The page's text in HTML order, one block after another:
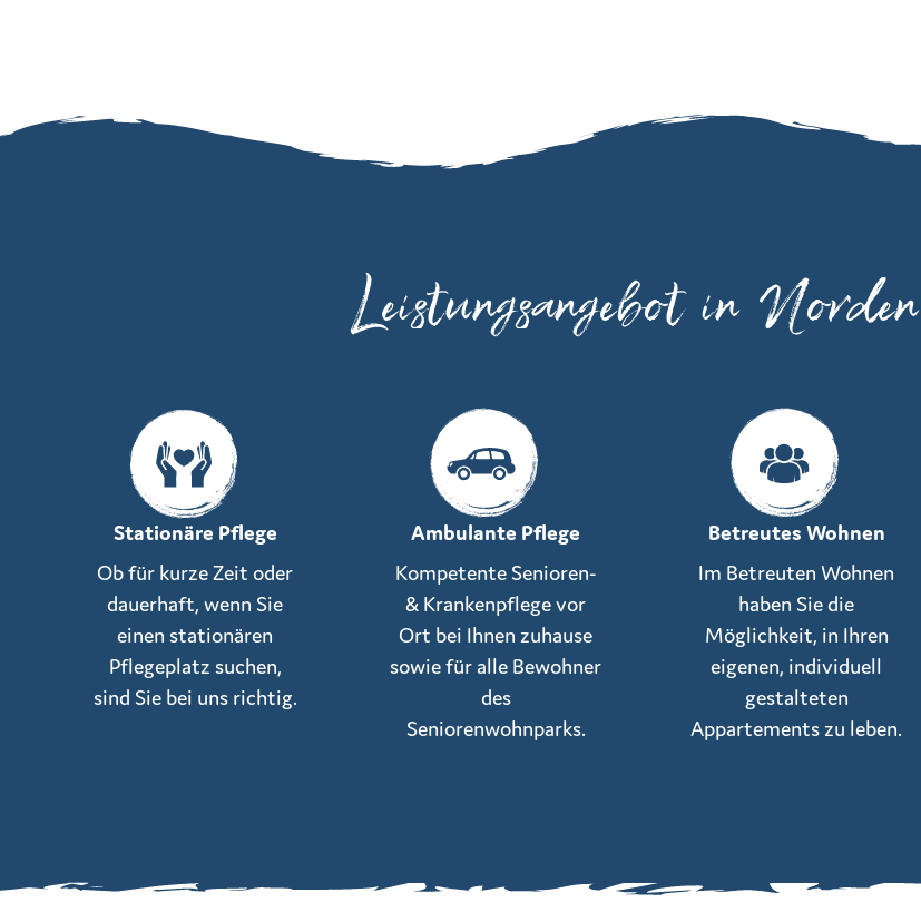
Leistungsangebot in Norden
Stationäre Pflege
Ob für kurze Zeit oder
dauerhaft, wenn Sie
einen stationären
Pflegeplatz suchen,
sind Sie bei uns richtig.
Ambulante Pflege
Kompetente Senioren-
& Krankenpflege vor
Ort bei Ihnen zuhause
sowie für alle Bewohner
des
Seniorenwohnparks.
Betreutes Wohnen
Im Betreuten Wohnen
haben Sie die
Möglichkeit, in Ihren
eigenen, individuell
gestalteten
Appartements zu leben.